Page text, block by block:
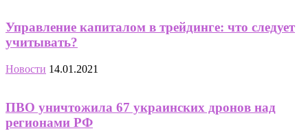
Управление капиталом в трейдинге: что следует
учитывать?
Новости 14.01.2021
ПВО уничтожила 67 украинских дронов над
регионами РФ